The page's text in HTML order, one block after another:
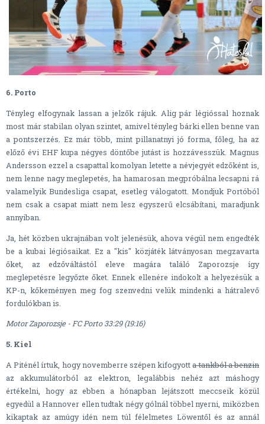
6. Porto
Tényleg elfogynak lassan a jelzők rájuk. Alig pár légióssal hoznak
most már stabilan olyan szintet, amivel tényleg bárki ellen benne van
a pontszerzés. Ez már több, mint pillanatnyi jó forma, főleg, ha az
előző évi EHF kupa négyes döntőbe jutást is hozzávesszük. Magnus
Andersson ezzel a csapattal komolyan letette a névjegyét edzőként is,
nem lenne nagy meglepetés, ha hamarosan megpróbálna lecsapni rá
valamelyik Bundesliga csapat, esetleg válogatott. Mondjuk Portóból
nem csak a csapat miatt nem lesz egyszerű elcsábítani, maradjunk
annyiban.
Ja, hét közben ukrajnában volt jelenésük, ahova végül nem engedték
be a kubai légiósaikat. Ez a "kis" közjáték látványosan megzavarta
őket, az edzőváltástól eleve magára találó Zaporozsje így
meglepetésre legyőzte őket. Ennek ellenére indokolt a helyezésük a
KP-n, kőkeményen meg fog szenvedni velük mindenki a hátralevő
fordulókban is.
Motor Zaporozsje - FC Porto 33:29 (19:16)
5. Kiel
A Piténél írtuk, hogy novemberre szépen kifogyotta tankból a benzin
az akkumulátorból az elektron, legalábbis nehéz azt máshogy
értékelni, hogy az ebben a hónapban lejátszott meccseik közül
egyedül a Hannover ellen tudtak négy gólnál többel nyerni, miközben
kikaptak az amúgy idén nem túl félelmetes Löwentől és az annál